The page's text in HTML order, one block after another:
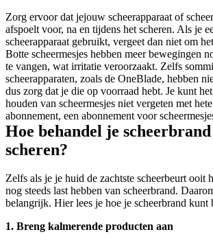
Zorg ervoor dat jejouw scheerapparaat of
afspoelt voor, na en tijdens het scheren. Als je
scheerapparaat gebruikt, vergeet dan niet om
Botte scheermesjes hebben meer bewegingen
te vangen, wat irritatie veroorzaakt. Zelfs
scheerapparaten, zoals de OneBlade, hebben
dus zorg dat je die op voorraad hebt. Je kunt
houden van scheermesjes niet vergeten met
abonnement, een abonnement voor
Hoe behandel je
scheren?
Zelfs als je je huid de zachtste scheerbeurt ooit
nog steeds last hebben van scheerbrand.
belangrijk. Hier lees je hoe je scheerbrand kunt
1. Breng kalmerende producten aan